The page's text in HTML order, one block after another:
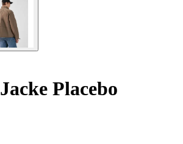
Jacke Placebo